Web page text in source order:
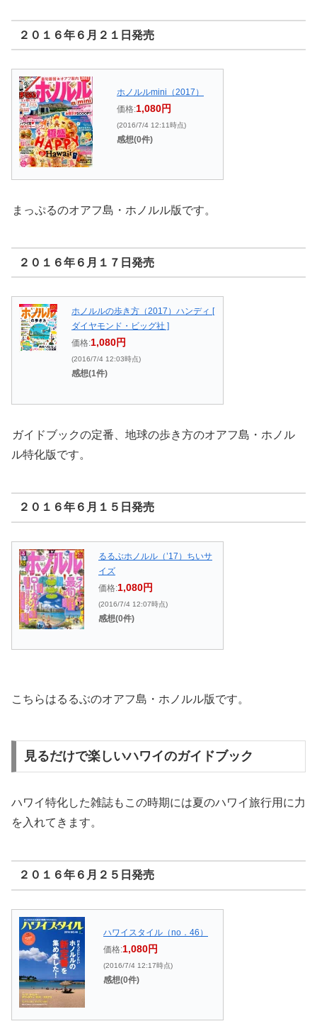
２０１６年６月２１日発売
ホノルルmini（2017）
価格:1,080円
(2016/7/4 12:11時点)
感想(0件)
まっぷるのオアフ島・ホノルル版です。
２０１６年６月１７日発売
ホノルルの歩き方（2017）ハンディ [
ダイヤモンド・ビッグ社 ]
価格:1,080円
(2016/7/4 12:03時点)
感想(1件)
ガイドブックの定番、地球の歩き方のオアフ島・ホノル
ル特化版です。
２０１６年６月１５日発売
るるぶホノルル（’17）ちいサ
イズ
価格:1,080円
(2016/7/4 12:07時点)
感想(0件)
こちらはるるぶのオアフ島・ホノルル版です。
見るだけで楽しいハワイのガイドブック
ハワイ特化した雑誌もこの時期には夏のハワイ旅行用に力
を入れてきます。
２０１６年６月２５日発売
ハワイスタイル（no．46）
価格:1,080円
(2016/7/4 12:17時点)
感想(0件)